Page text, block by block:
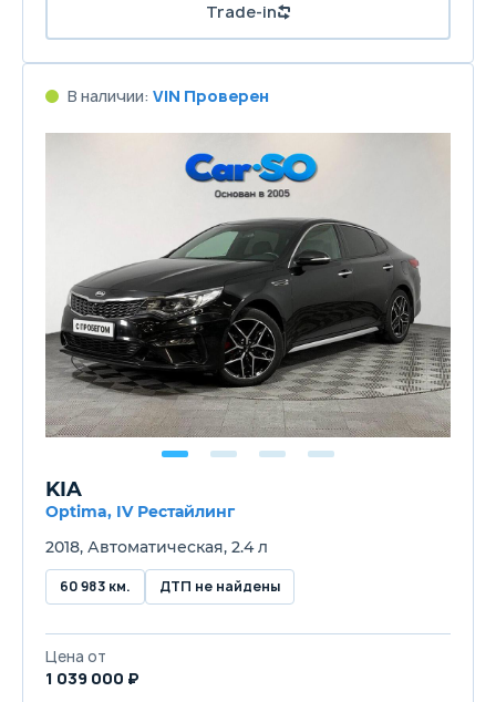
Trade-in
В наличии: VIN Проверен
KIA
Optima, IV Рестайлинг
2018, Автоматическая, 2.4 л
60 983 км. ДТП не найдены
Цена от
1 039 000 ₽